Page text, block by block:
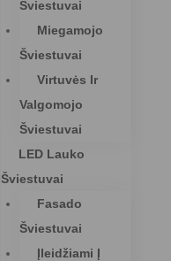
Šviestuvai
Miegamojo
Šviestuvai
Virtuvės Ir
Valgomojo
Šviestuvai
LED Lauko
Šviestuvai
Fasado
Šviestuvai
Įleidžiami Į